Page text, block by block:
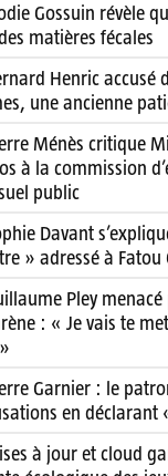
Gossuin révèle
matières fécales
Henric accusé
une ancienne
Ménès critique
à la commission
public
Davant
» adressé à Fatou
Pley
: « Je vais te
Garnier : le
en déclarant
à jour et cloud